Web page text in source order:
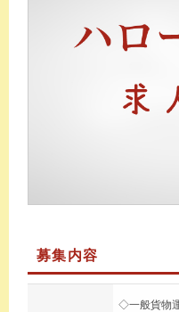
募集内容
◇一般貨物